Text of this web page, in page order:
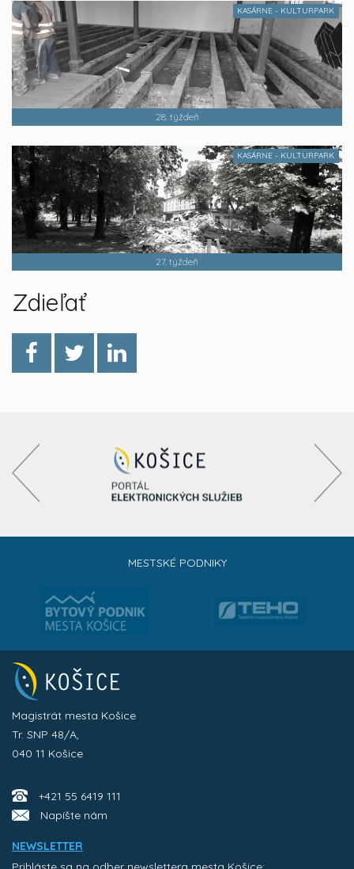
KASÁRNE - KULTURPARK
28. týždeň
KASÁRNE - KULTURPARK
27. týždeň
Zdieľať
MESTSKÉ PODNIKY
Magistrát mesta Košice
Tr. SNP 48/A,
040 11 Košice
+421 55 6419 111
Napíšte nám
NEWSLETTER